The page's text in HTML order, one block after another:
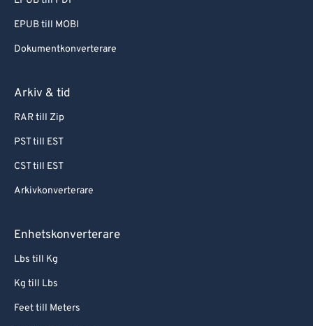
EPUB till MOBI
Dokumentkonverterare
Arkiv & tid
RAR till Zip
PST till EST
CST till EST
Arkivkonverterare
Enhetskonverterare
Lbs till Kg
Kg till Lbs
Feet till Meters